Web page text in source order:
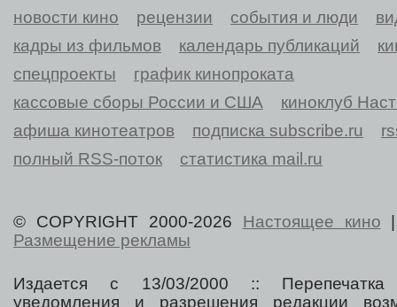
новости кино рецензии события и люди
кадры из фильмов
календарь публикаций
спецпроекты
график кинопроката
кассовые сборы России и США
киноклуб
афиша кинотеатров
подписка subscribe.ru
полный RSS-поток
статистика mail.ru
© COPYRIGHT 2000-2026 Настоящее кино
Размещение рекламы
Издается с 13/03/2000 :: Перепечатка
уведомления и разрешения редакции